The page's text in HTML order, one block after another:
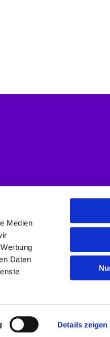
Medien
Daten
Details zeigen